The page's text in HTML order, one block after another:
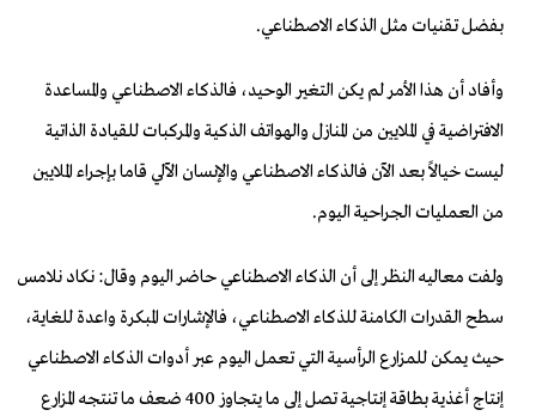
بفضل تقنيات مثل الذكاء الاصطناعي.
وأفاد أن هذا الأمر لم يكن التغير الوحيد، فالذكاء الاصطناعي والمساعدة
الافتراضية في الملايين من المنازل والهواتف الذكية والمركبات للقيادة الذاتية
ليست خيالاً بعد الآن فالذكاء الاصطناعي والإنسان الآلي قاما بإجراء الملايين
من العمليات الجراحية اليوم.
ولفت معاليه النظر إلى أن الذكاء الاصطناعي حاضر اليوم وقال: نكاد نلامس
سطح القدرات الكامنة للذكاء الاصطناعي، فالإشارات المبكرة واعدة للغاية،
حيث يمكن للمزارع الرأسية التي تعمل اليوم عبر أدوات الذكاء الاصطناعي
إنتاج أغذية بطاقة إنتاجية تصل إلى ما يتجاوز 400 ضعف ما تنتجه المزارع